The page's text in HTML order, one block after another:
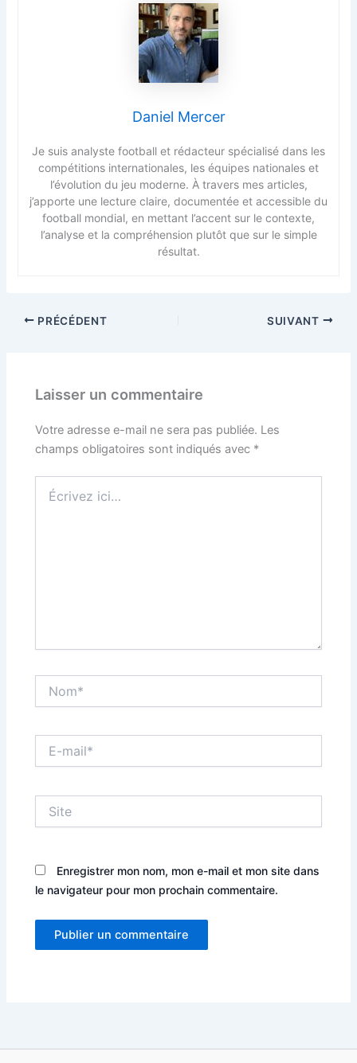
Daniel Mercer
Je suis analyste football et rédacteur spécialisé dans les
compétitions internationales, les équipes nationales et
l’évolution du jeu moderne. À travers mes articles,
j’apporte une lecture claire, documentée et accessible du
football mondial, en mettant l’accent sur le contexte,
l’analyse et la compréhension plutôt que sur le simple
résultat.
PRÉCÉDENT SUIVANT
Laisser un commentaire
Votre adresse e-mail ne sera pas publiée. Les
champs obligatoires sont indiqués avec *
ici…
mail*
Enregistrer mon nom, mon e-mail et mon site dans
le navigateur pour mon prochain commentaire.